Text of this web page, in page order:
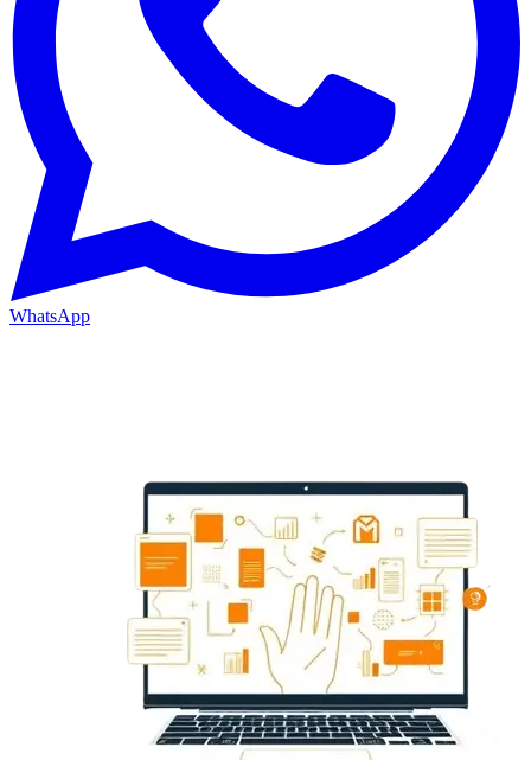
WhatsApp